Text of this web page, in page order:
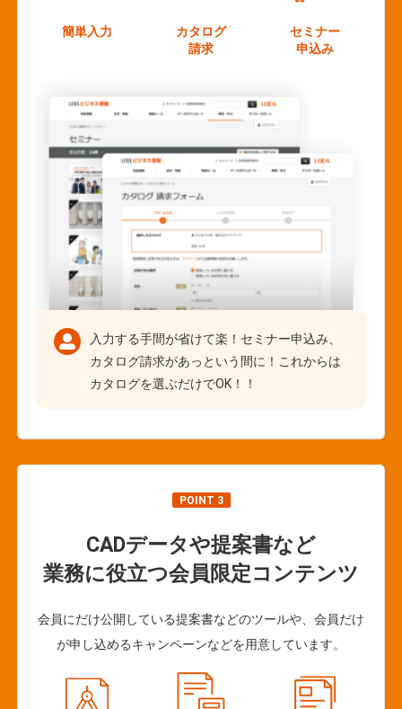
簡単入力
カタログ
請求
セミナー
申込み
入力する手間が省けて楽！セミナー申込み、
カタログ請求があっという間に！これからは
カタログを選ぶだけでOK！！
POINT 3
CADデータや提案書など
業務に役立つ会員限定コンテンツ
会員にだけ公開している提案書などのツールや、会員だけ
が申し込めるキャンペーンなどを用意しています。